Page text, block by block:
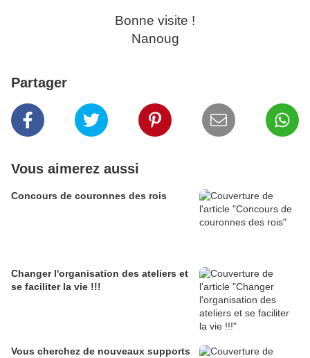
Bonne visite !
Nanoug
Partager
Vous aimerez aussi
Concours de couronnes des rois
Changer l'organisation des ateliers et
se faciliter la vie !!!
Vous cherchez de nouveaux supports